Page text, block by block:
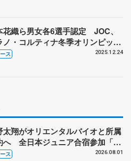
花織ら男女各6選手認定 JOC、
ノ・コルティナ冬季オリンピック
ス 2025.12.24
太翔がオリエンタルバイオと所属
へ 全日本ジュニア合宿参加「結
していかないと」 講師はジェー
ス 2026.08.01